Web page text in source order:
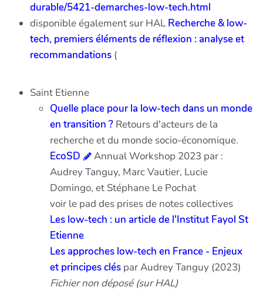
durable/5421-demarches-low-tech.html
disponible également sur HAL Recherche & low-
tech, premiers éléments de réflexion : analyse et
recommandations (
Saint Etienne
Quelle place pour la low-tech dans un monde
en transition ? Retours d'acteurs de la
recherche et du monde socio-économique.
EcoSD
Annual Workshop 2023 par :
Audrey Tanguy, Marc Vautier, Lucie
Domingo, et Stéphane Le Pochat
voir le pad des prises de notes collectives
Les low-tech : un article de l'Institut Fayol St
Etienne
Les approches low-tech en France - Enjeux
et principes clés par Audrey Tanguy (2023)
Fichier non déposé (sur HAL)